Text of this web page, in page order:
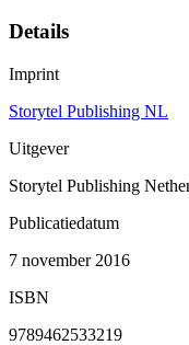
Details
Imprint
Storytel Publishing NL
Uitgever
Storytel Publishing
Publicatiedatum
7 november 2016
ISBN
9789462533219